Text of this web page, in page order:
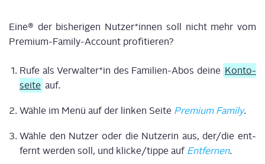
Eine® der bis­he­ri­gen Nutzer*innen soll nicht mehr vom
Pre­mi­um-Fami­ly-Account pro­fi­tie­ren?
Rufe als Verwalter*in des Fami­li­en-Abos dei­ne Kon­to­
sei­te auf.
Wäh­le im Menü auf der lin­ken Sei­te Pre­mi­um Fami­ly.
Wäh­le den Nut­zer oder die Nut­ze­rin aus, der/die ent­
fernt wer­den soll, und klicke/tippe auf Ent­fer­nen.